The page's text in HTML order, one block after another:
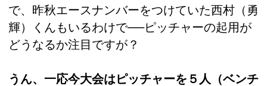
で、昨秋エースナンバーをつけていた西村（勇
輝）くんもいるわけで──ピッチャーの起用が
どうなるか注目ですが？
うん、一応今大会はピッチャーを５人（ベンチ